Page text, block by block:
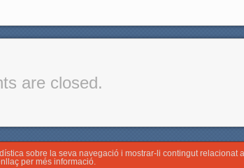
are closed.
sobre la seva navegació i mostrar-li contingut
per més informació.